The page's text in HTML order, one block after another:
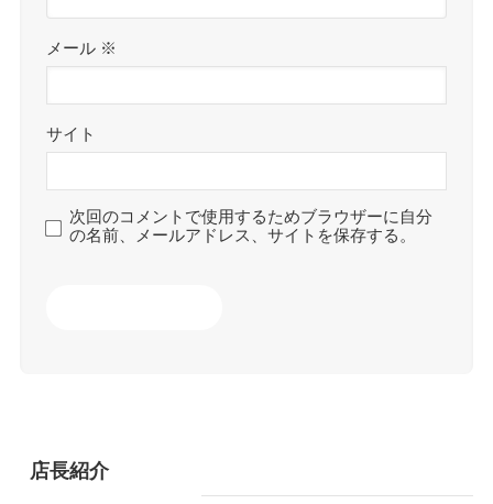
メール ※
サイト
次回のコメントで使用するためブラウザーに自分
の名前、メールアドレス、サイトを保存する。
店長紹介